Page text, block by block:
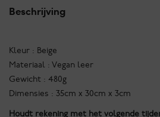
Beschrijving
Kleur : Beige
Materiaal : Vegan leer
Gewicht : 480g
Dimensies : 35cm x 30cm x 3cm
Houdt rekening met het volgende